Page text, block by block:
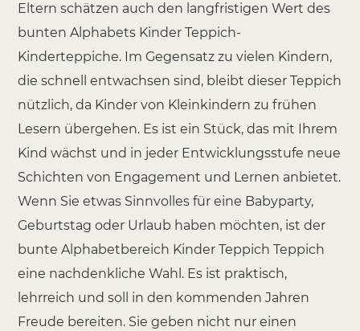
Eltern schätzen auch den langfristigen Wert des
bunten Alphabets Kinder Teppich-
Kinderteppiche. Im Gegensatz zu vielen Kindern,
die schnell entwachsen sind, bleibt dieser Teppich
nützlich, da Kinder von Kleinkindern zu frühen
Lesern übergehen. Es ist ein Stück, das mit Ihrem
Kind wächst und in jeder Entwicklungsstufe neue
Schichten von Engagement und Lernen anbietet.
Wenn Sie etwas Sinnvolles für eine Babyparty,
Geburtstag oder Urlaub haben möchten, ist der
bunte Alphabetbereich Kinder Teppich Teppich
eine nachdenkliche Wahl. Es ist praktisch,
lehrreich und soll in den kommenden Jahren
Freude bereiten. Sie geben nicht nur einen